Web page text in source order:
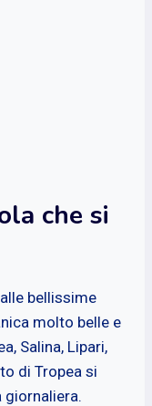
che si
bellissime
molto belle e
Salina, Lipari,
di Tropea si
giornaliera.